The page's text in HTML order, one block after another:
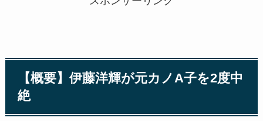
【概要】伊藤洋輝が元カノA子を2度中
絶